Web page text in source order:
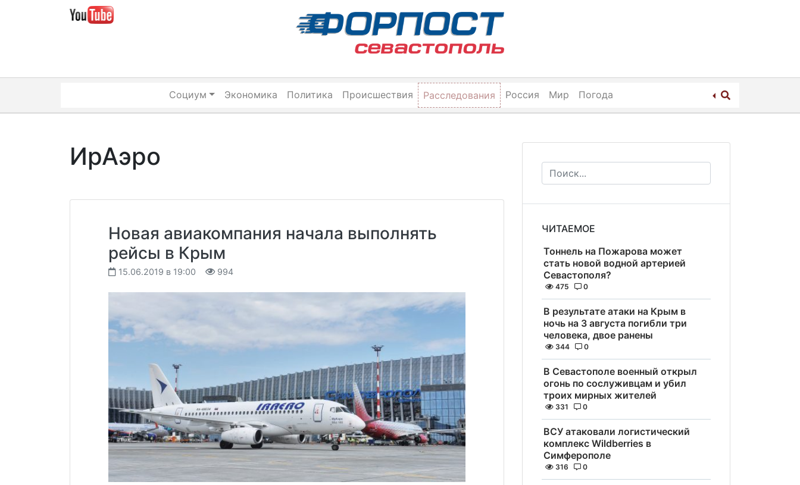
Социум Экономика Политика Происшествия Расследования Россия Мир Погода
ИрАэро
Новая авиакомпания начала выполнять
рейсы в Крым
15.06.2019 в 19:00 994
ЧИТАЕМОЕ
Тоннель на Пожарова может
стать новой водной артерией
Севастополя?
475 0
В результате атаки на Крым в
ночь на 3 августа погибли три
человека, двое ранены
344 0
В Севастополе военный открыл
огонь по сослуживцам и убил
троих мирных жителей
331 0
ВСУ атаковали логистический
комплекс Wildberries в
Симферополе
316 0